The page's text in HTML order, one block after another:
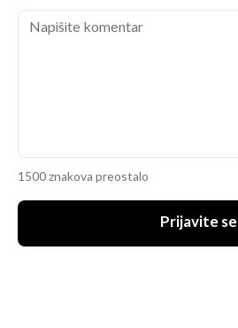
1500 znakova preostalo
Prijavite se